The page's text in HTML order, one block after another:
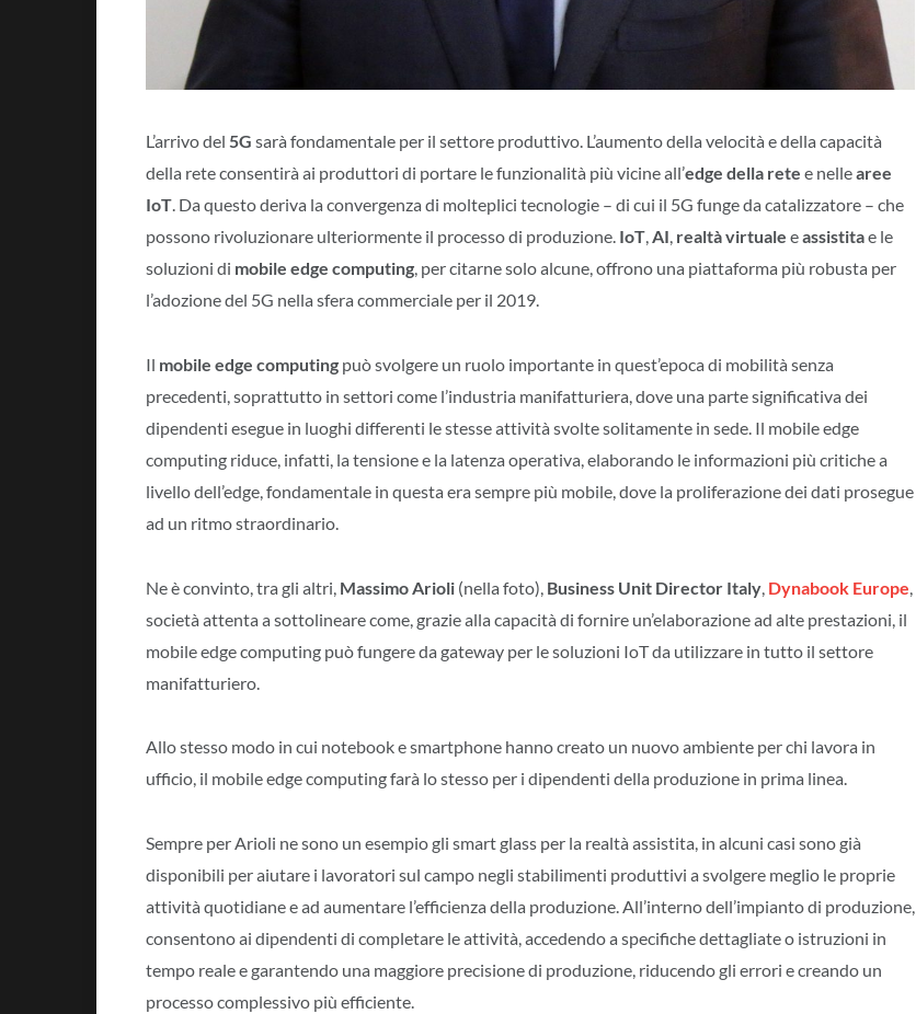
L’arrivo del 5G sarà fondamentale per il settore produttivo. L’aumento della velocità e della capacità
della rete consentirà ai produttori di portare le funzionalità più vicine all’edge della rete e nellearee
IoT. Da questo deriva la convergenza di molteplici tecnologie – di cui il 5G funge da catalizzatore – che
possono rivoluzionare ulteriormente il processo di produzione. IoT,AI, realtà virtuale eassistitae le
soluzioni di mobile edge computing, per citarne solo alcune, offrono una piattaforma più robusta per
l’adozione del 5G nella sfera commerciale per il 2019.
Il mobile edge computing può svolgere un ruolo importante in quest’epoca di mobilità senza
precedenti, soprattutto in settori come l’industria manifatturiera, dove una parte significativa dei
dipendenti esegue in luoghi differenti le stesse attività svolte solitamente in sede. Il mobile edge
computing riduce, infatti, la tensione e la latenza operativa, elaborando le informazioni più critiche a
livello dell’edge, fondamentale in questa era sempre più mobile, dove la proliferazione dei dati prosegue
ad un ritmo straordinario.
Ne è convinto, tra gli altri, Massimo Arioli (nella foto), Business Unit Director Italy Dynabook Europe
società attenta a sottolineare come, grazie alla capacità di fornire un’elaborazione ad alte prestazioni, il
mobile edge computing può fungere da gateway per le soluzioni IoT da utilizzare in tutto il settore
manifatturiero.
Allo stesso modo in cui notebook e smartphone hanno creato un nuovo ambiente per chi lavora in
ufficio, il mobile edge computing farà lo stesso per i dipendenti della produzione in prima linea.
Sempre per Arioli ne sono un esempio gli smart glass per la realtà assistita, in alcuni casi sono già
disponibili per aiutare i lavoratori sul campo negli stabilimenti produttivi a svolgere meglio le proprie
attività quotidiane e ad aumentare l’efficienza della produzione. All’interno dell’impianto di produzione,
consentono ai dipendenti di completare le attività, accedendo a specifiche dettagliate o istruzioni in
tempo reale e garantendo una maggiore precisione di produzione, riducendo gli errori e creando un
processo complessivo più efficiente.